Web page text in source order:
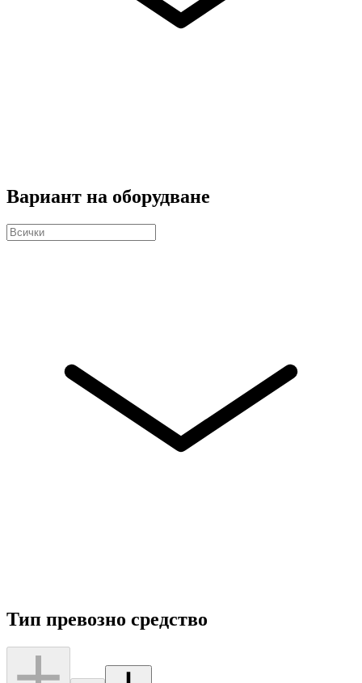
Вариант на оборудване
Тип превозно средство